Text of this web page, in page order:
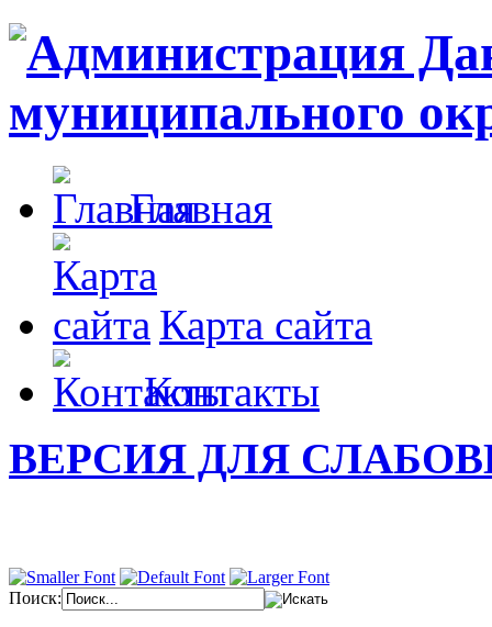
Главная
Карта сайта
Контакты
ВЕРСИЯ ДЛЯ
Поиск: